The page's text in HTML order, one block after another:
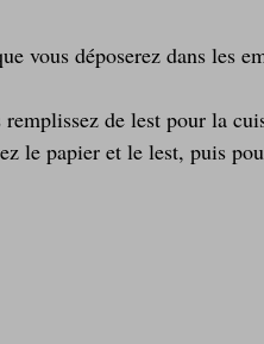
vous déposerez dans les
de lest pour la
le papier et le lest, puis